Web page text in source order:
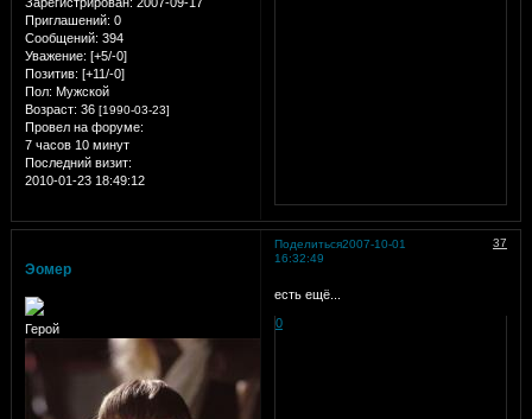
Приглашений: 0
Сообщений: 394
Уважение: [+5/-0]
Позитив: [+11/-0]
Пол: Мужской
Возраст: 36 [1990-03-23]
Провел на форуме:
7 часов 10 минут
Последний визит:
2010-01-23 18:49:12
Поделиться 37
2007-10-01
16:32:49
Эомер
Герой
есть ещё...
0